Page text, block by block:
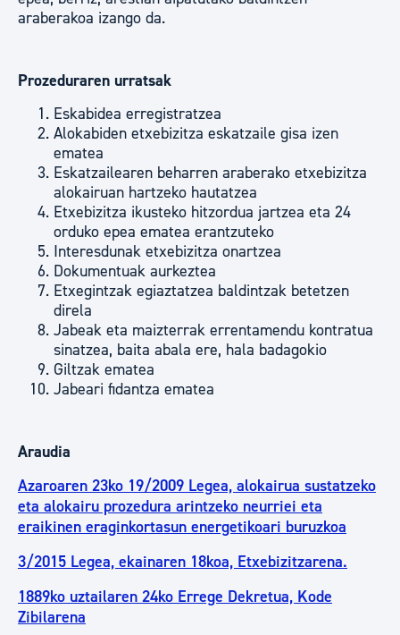
araberakoa izango da.
Prozeduraren urratsak
Eskabidea erregistratzea
Alokabiden etxebizitza eskatzaile gisa izen
ematea
Eskatzailearen beharren araberako etxebizitza
alokairuan hartzeko hautatzea
Etxebizitza ikusteko hitzordua jartzea eta 24
orduko epea ematea erantzuteko
Interesdunak etxebizitza onartzea
Dokumentuak aurkeztea
Etxegintzak egiaztatzea baldintzak betetzen
direla
Jabeak eta maizterrak errentamendu kontratua
sinatzea, baita abala ere, hala badagokio
Giltzak ematea
Jabeari fidantza ematea
Araudia
Azaroaren 23ko 19/2009 Legea, alokairua sustatzeko
eta alokairu prozedura arintzeko neurriei eta
eraikinen eraginkortasun energetikoari buruzkoa
3/2015 Legea, ekainaren 18koa, Etxebizitzarena.
1889ko uztailaren 24ko Errege Dekretua, Kode
Zibilarena